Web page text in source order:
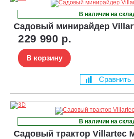
В наличии на
Садовый минирайдер
229 990 р.
В корзину
Сравнить
В наличии на
Садовый трактор Villartec